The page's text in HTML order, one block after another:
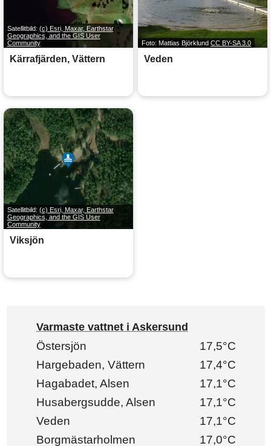
Satellitbild: (c) Esri, Maxar, Earthstar
Geographics, and the GIS User
Community
Kärrafjärden, Vättern
Foto: Mattias Björklund CC BY-SA 3.0
Veden
Satellitbild: (c) Esri, Maxar, Earthstar
Geographics, and the GIS User
Community
Viksjön
Varmaste vattnet i Askersund
Östersjön
17,5°C
Hargebaden, Vättern
17,4°C
Hagabadet, Alsen
17,1°C
Husabergsudde, Alsen
17,1°C
Veden
17,1°C
Borgmästarholmen
17,0°C